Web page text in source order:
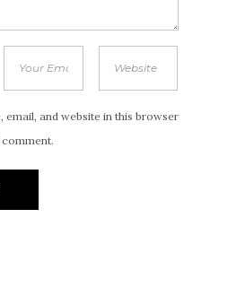
email, and website in this browser